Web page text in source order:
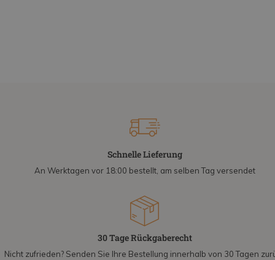
Schnelle Lieferung
An Werktagen vor 18:00 bestellt, am selben Tag versendet
30 Tage Rückgaberecht
Nicht zufrieden? Senden Sie Ihre Bestellung innerhalb von 30 Tagen